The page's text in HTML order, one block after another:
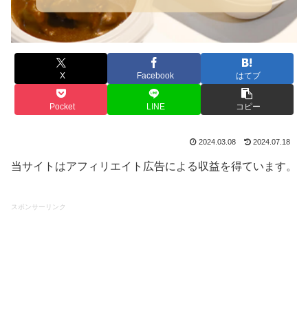
X Facebook はてブ
Pocket LINE コピー
2024.03.08 2024.07.18
当サイトはアフィリエイト広告による収益を得ています。
スポンサーリンク